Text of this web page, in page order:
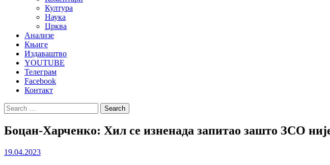
Култура
Наука
Црква
Анализе
Књиге
Издаваштво
YOUTUBE
Телеграм
Facebook
Контакт
Search
for:
Боцан-Харченко: Хил се изненада запитао зашто ЗСО
19.04.2023